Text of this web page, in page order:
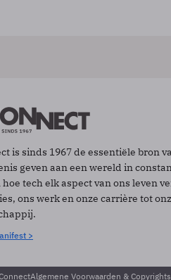
is sinds 1967 de essentiële bron
geven aan een wereld in
tech elk aspect van ons leven
ons werk en onze carrière tot
>
Algemene Voorwaarden & Copyrights